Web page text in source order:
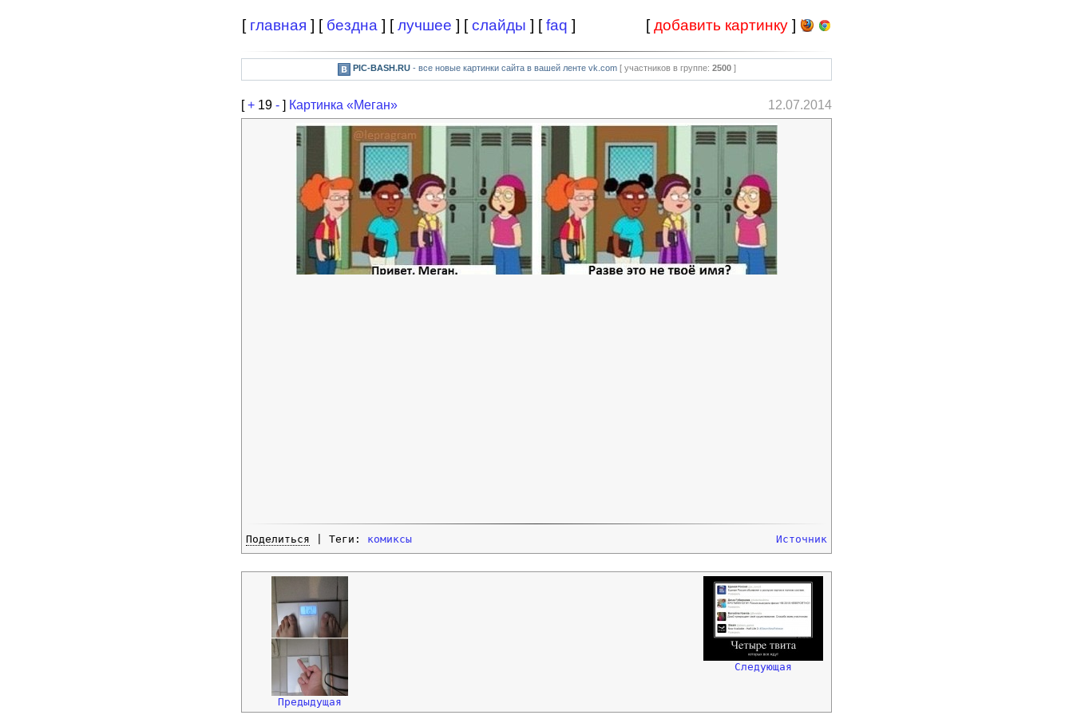
[ главная ] [ бездна ] [лучшее ] [слайды ] [faq ] [добавить картинку ]
PIC-BASH.RU- все новые картинки сайта в вашей ленте vk.com [ участников в группе: 2500]
[+ 19 - ] Картинка «Меган» 12.07.2014
Источник
Поделиться | Теги: комиксы
Предыдущая
Следующая